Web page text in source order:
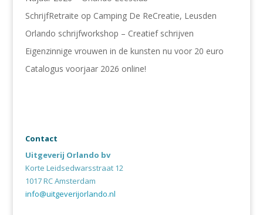
SchrijfRetraite op Camping De ReCreatie, Leusden
Orlando schrijfworkshop – Creatief schrijven
Eigenzinnige vrouwen in de kunsten nu voor 20 euro
Catalogus voorjaar 2026 online!
Contact
Uitgeverij Orlando bv
Korte Leidsedwarsstraat 12
1017 RC Amsterdam
info@uitgeverijorlando.nl